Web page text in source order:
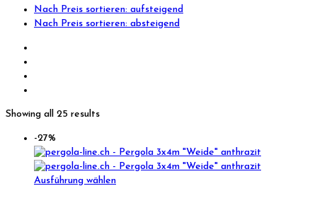
Nach Preis sortieren: aufsteigend
Nach Preis sortieren: absteigend
Showing all 25 results
-27%
Ausführung wählen